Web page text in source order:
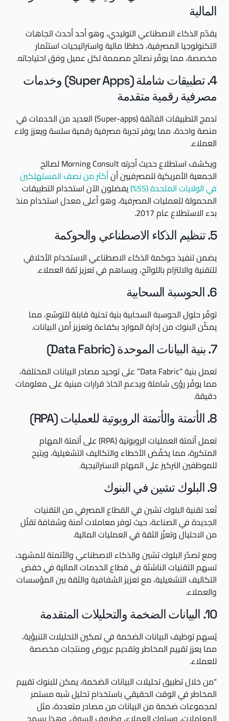
المالية
يقدّم الذكاء الاصطناعي التوليدي، وهو أحد أحدث اتجاهات
التكنولوجيا المصرفية، خططًا مالية واستراتيجيات استثمار
مخصصة، مما يوفّر نصائح مصممة لكل عميل وفق احتياجاته.
4. تطبيقات شاملة (Super Apps) وخدمات
مصرفية رقمية متقدمة
تدمج التطبيقات الفائقة (Super-apps) العديد من الخدمات في
منصة واحدة، مما يوفر تجربة مصرفية رقمية سلسة ويعزز ولاء
العملاء.
ويكشف استطلاع حديث أجرته Morning Consult لصالح
الجمعية الأمريكية للمصرفيين أنأكثر من نصف المستهلكين
في الولايات المتحدة (55%)
يفضلون الآن استخدام التطبيقات
المحمولة للعمليات المصرفية، وهو أعلى معدل استخدام منذ
بدء الاستطلاع عام 2017.
5. تنظيم الذكاء الاصطناعي والحوكمة
يضمن تنفيذ حوكمة الذكاء الاصطناعي الاستخدام الأخلاقي
للتقنية والالتزام باللوائح، ويساهم في تعزيز ثقة العملاء.
6. الحوسبة السحابية
توفّر حلول الحوسبة السحابية بنية تحتية قابلة للتوسّع، مما
يمكّن البنوك من إدارة الموارد بكفاءة وتعزيز أمن البيانات.
7. بنية البيانات الموحدة (Data Fabric)
تعمل بنية “Data Fabric” على توحيد مصادر البيانات المختلفة،
مما يوفّر رؤى شاملة ويدعم اتخاذ قرارات مبنية على معلومات
دقيقة.
8. الأتمتة والأتمتة الروبوتية للعمليات (RPA)
تعمل أتمتة العمليات الروبوتية (RPA) على أتمتة المهام
المتكررة، مما يخفّض الأخطاء والتكاليف التشغيلية، ويتيح
للموظفين التركيز على المهام الاستراتيجية.
9. البلوك تشين في البنوك
تُعد تقنية البلوك تشين في القطاع المصرفي من التقنيات
الجديدة في الصناعة، حيث توفر معاملات آمنة وشفافة تقلّل
من الاحتيال وتعزّز الثقة في العمليات المالية.
ومع تصدّر البلوك تشين والذكاء الاصطناعي والأتمتة للمشهد،
تسهم التقنيات الناشئة في قطاع الخدمات المالية في خفض
التكاليف التشغيلية، مع تعزيز الشفافية والثقة بين المؤسسات
والعملاء.
10. البيانات الضخمة والتحليلات المتقدمة
يُسهم توظيف البيانات الضخمة في تمكين التحليلات التنبؤية،
مما يعزز تقييم المخاطر وتقديم عروض ومنتجات مخصصة
للعملاء.
"من خلال تطبيق تحليلات البيانات الضخمة، يمكن للبنوك تقييم
المخاطر في الوقت الحقيقي باستخدام تحليل شبه مستمر
لمجموعات ضخمة من البيانات من مصادر متعددة، مثل